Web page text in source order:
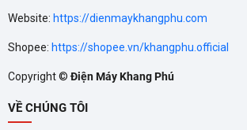
Bảo quản hiệu quả các loại thực phẩm
nước suối, sữa, trái cây, rau củ, thực
Phù hợp với cửa hàng nhỏ, quán
hoặcgia đình có tủ bếp diện tích hạn
Website: https://dienmaykhangphu.com
Shopee: https://shopee.vn/khangphu.official
Copyright ©Điện Máy Khang Phú
VỀ CHÚNG TÔI